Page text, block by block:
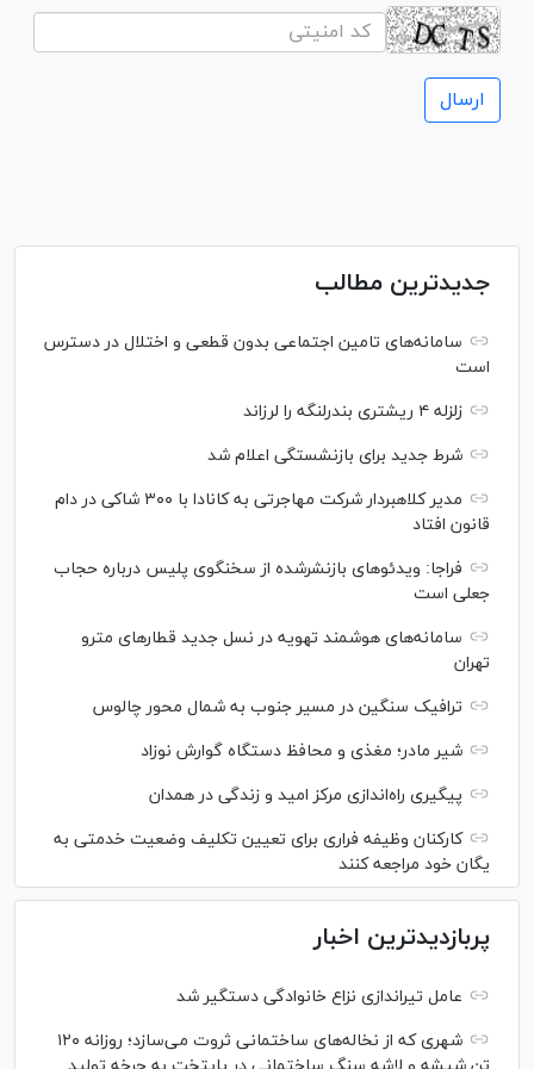
جدیدترین مطالب
سامانه‌های تامین اجتماعی بدون قطعی و اختلال در دسترس
است
زلزله ۴ ریشتری بندرلنگه را لرزاند
شرط جدید برای بازنشستگی اعلام شد
مدیر کلاهبردار شرکت مهاجرتی به کانادا با ۳۰۰ شاکی در دام
قانون افتاد
فراجا: ویدئو‌های بازنشرشده از سخنگوی پلیس درباره حجاب
جعلی است
سامانه‌های هوشمند تهویه در نسل جدید قطار‌های مترو
تهران
ترافیک سنگین در مسیر جنوب به شمال محور چالوس
شیر مادر؛ مغذی و محافظ دستگاه گوارش نوزاد
پیگیری راه‌اندازی مرکز امید و زندگی در همدان
کارکنان وظیفه فراری برای تعیین تکلیف وضعیت خدمتی به
یگان خود مراجعه کنند
پربازدیدترین اخبار
عامل تیراندازی نزاع خانوادگی دستگیر شد
شهری که از نخاله‌های ساختمانی ثروت می‌سازد؛ روزانه ۱۲۰